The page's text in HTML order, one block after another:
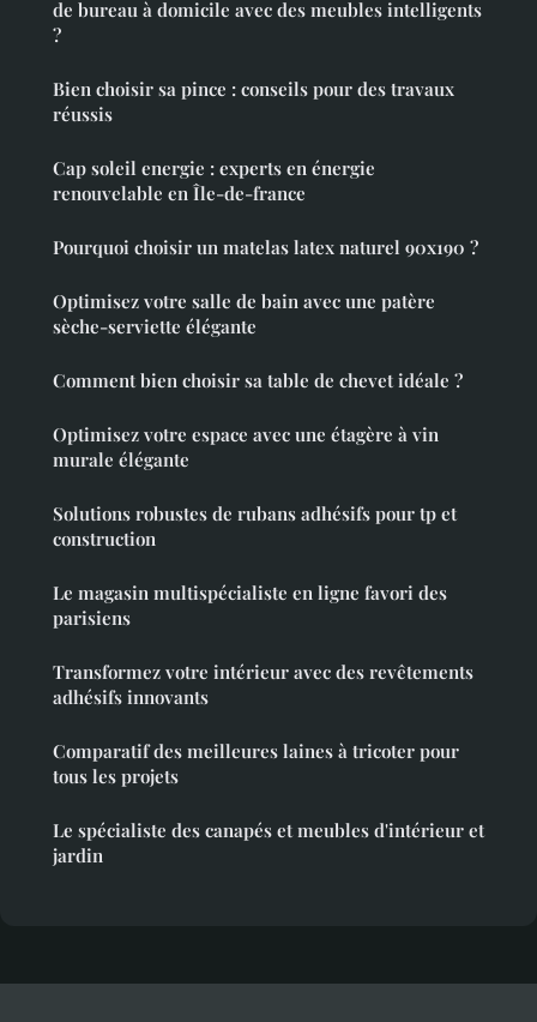
de bureau à domicile avec des meubles intelligents
?
Bien choisir sa pince : conseils pour des travaux
réussis
Cap soleil energie : experts en énergie
renouvelable en Île-de-france
Pourquoi choisir un matelas latex naturel 90x190 ?
Optimisez votre salle de bain avec une patère
sèche-serviette élégante
Comment bien choisir sa table de chevet idéale ?
Optimisez votre espace avec une étagère à vin
murale élégante
Solutions robustes de rubans adhésifs pour tp et
construction
Le magasin multispécialiste en ligne favori des
parisiens
Transformez votre intérieur avec des revêtements
adhésifs innovants
Comparatif des meilleures laines à tricoter pour
tous les projets
Le spécialiste des canapés et meubles d'intérieur et
jardin